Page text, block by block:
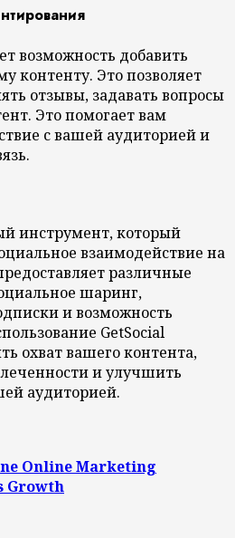
возможность добавить
контенту. Это позволяет
отзывы, задавать вопросы
Это помогает вам
с вашей аудиторией и
инструмент, который
взаимодействие на
различные
шаринг,
и возможность
GetSocial
охват вашего контента,
и улучшить
аудиторией.
Online Marketing
Growth